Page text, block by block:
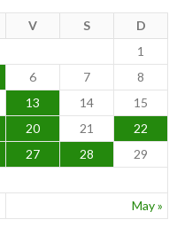
V S D
May »
1
6 7
8
13 14
15
20 21
22
27 28
29